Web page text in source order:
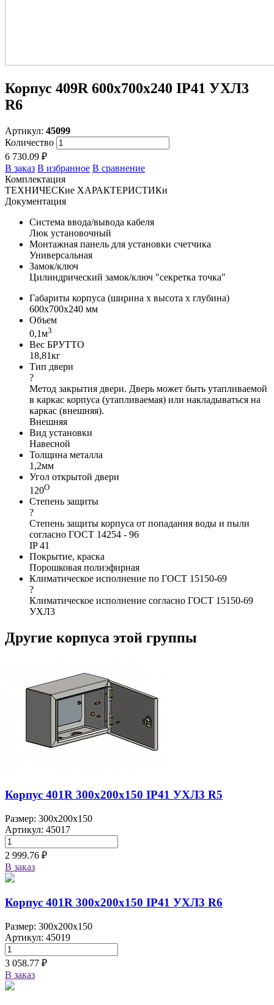
Корпус 409R 600х700х240 IP41 УХЛ3
R6
Артикул: 45099
Количество
6 730.09 ₽
В заказ В избранное В сравнение
Комплектация
ТЕХНИЧЕСКие ХАРАКТЕРИСТИКи
Документация
Система ввода/вывода кабеля
Люк установочный
Монтажная панель для установки счетчика
Универсальная
Замок/ключ
Цилиндрический замок/ключ "секретка точка"
Габариты корпуса (ширина х высота х глубина)
600x700x240 мм
Объем
0,1м3
Вес БРУТТО
18,81кг
Тип двери
?
Метод закрытия двери. Дверь может быть утапливаемой
в каркас корпуса (утапливаемая) или накладываться на
каркас (внешняя).
Внешняя
Вид установки
Навесной
Толщина металла
1,2мм
Угол открытой двери
120О
Степень защиты
?
Степень защиты корпуса от попадания воды и пыли
согласно ГОСТ 14254 - 96
IP 41
Покрытие, краска
Порошковая полиэфирная
Климатическое исполнение по ГОСТ 15150-69
?
Климатическое исполнение согласно ГОСТ 15150-69
УХЛ3
Другие корпуса этой группы
Корпус 401R 300х200х150 IP41 УХЛ3 R5
Размер: 300x200x150
Артикул: 45017
2 999.76 ₽
В заказ
Корпус 401R 300х200х150 IP41 УХЛ3 R6
Размер: 300x200x150
Артикул: 45019
3 058.77 ₽
В заказ